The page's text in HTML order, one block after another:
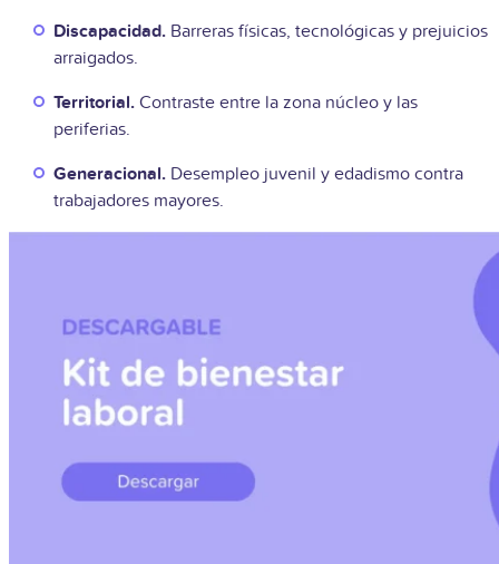
Discapacidad. Barreras físicas, tecnológicas y prejuicios
arraigados.
Territorial. Contraste entre la zona núcleo y las
periferias.
Generacional. Desempleo juvenil y edadismo contra
trabajadores mayores.